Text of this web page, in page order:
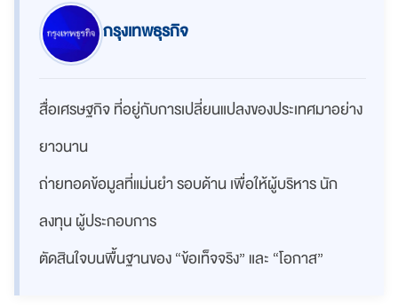
กรุงเทพธุรกิจ
สื่อเศรษฐกิจ ที่อยู่กับการเปลี่ยนแปลงของประเทศมาอย่าง
ยาวนาน
ถ่ายทอดข้อมูลที่แม่นยำ รอบด้าน เพื่อให้ผู้บริหาร นัก
ลงทุน ผู้ประกอบการ
ตัดสินใจบนพื้นฐานของ “ข้อเท็จจริง” และ “โอกาส”